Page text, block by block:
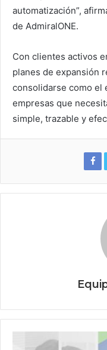
automatización”,
de AdmiralONE.
Con clientes activos
planes de expansión
consolidarse como el
empresas que
simple, trazable y